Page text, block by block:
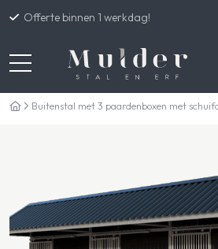
Offerte binnen 1 werkdag!
Buitenstal met 3 paardenboxen met